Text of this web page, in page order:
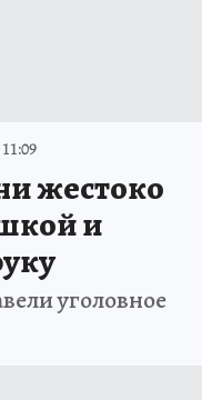
жестоко
и
уголовное